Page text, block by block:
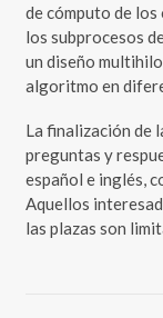
de cómputo de
los subprocesos
un diseño
algoritmo en
La finalización de
preguntas y
español e inglés,
Aquellos
las plazas son